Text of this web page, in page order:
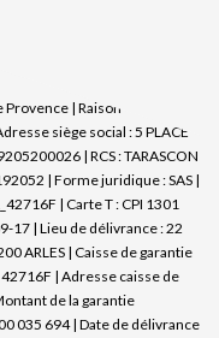
| Raison
siège social : 5 PLACE
| RCS : TARASCON
| Forme juridique : SAS |
| Carte T : CPI 1301
17 | Lieu de délivrance : 22
ARLES | Caisse de garantie
| Adresse caisse de
de la garantie
035 694 | Date de délivrance